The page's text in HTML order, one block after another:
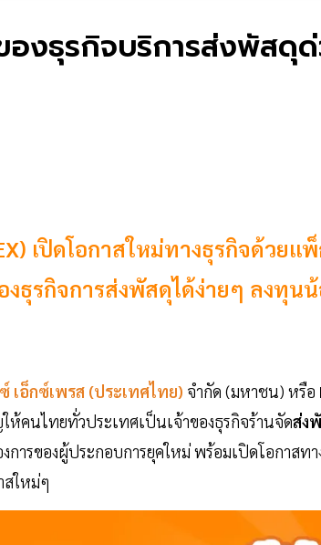
ของธุรกิจบริการส่งพัสดุ
เปิดโอกาสใหม่ทางธุรกิจด้วยแ
ธุรกิจการส่งพัสดุได้ง่ายๆ ลงทุน
เอ็กซ์เพรส (ประเทศไทย) จำกัด (มหาชน) หรือ
ห้คนไทยทั่วประเทศเป็นเจ้าของธุรกิจร้านจัดส่ง
ารของผู้ประกอบการยุคใหม่ พร้อมเปิดโอกาสท
สใหม่ๆ